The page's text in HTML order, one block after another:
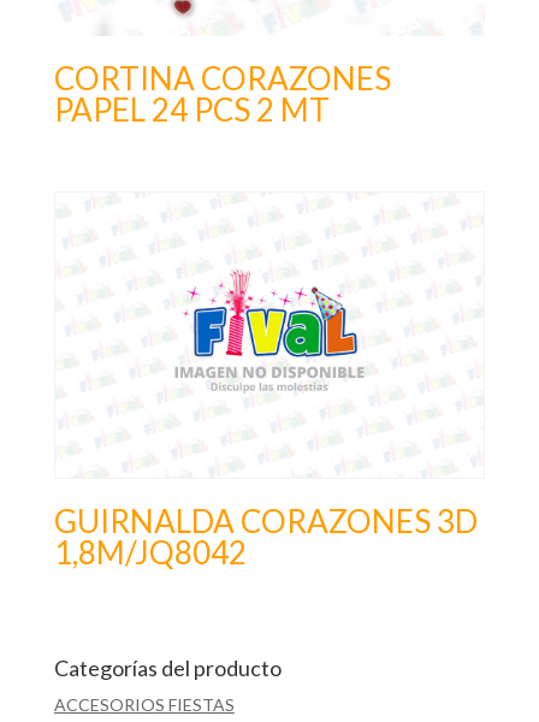
CORTINA CORAZONES
PAPEL 24 PCS 2 MT
GUIRNALDA CORAZONES 3D
1,8M/JQ8042
Categorías del producto
ACCESORIOS FIESTAS